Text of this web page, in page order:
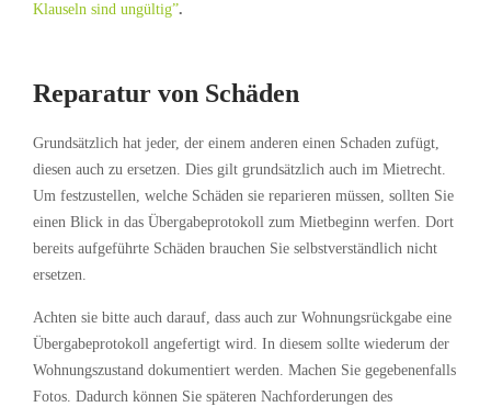
Klauseln sind ungültig”.
Reparatur von Schäden
Grundsätzlich hat jeder, der einem anderen einen Schaden zufügt,
diesen auch zu ersetzen. Dies gilt grundsätzlich auch im Mietrecht.
Um festzustellen, welche Schäden sie reparieren müssen, sollten Sie
einen Blick in das Übergabeprotokoll zum Mietbeginn werfen. Dort
bereits aufgeführte Schäden brauchen Sie selbstverständlich nicht
ersetzen.
Achten sie bitte auch darauf, dass auch zur Wohnungsrückgabe eine
Übergabeprotokoll angefertigt wird. In diesem sollte wiederum der
Wohnungszustand dokumentiert werden. Machen Sie gegebenenfalls
Fotos. Dadurch können Sie späteren Nachforderungen des